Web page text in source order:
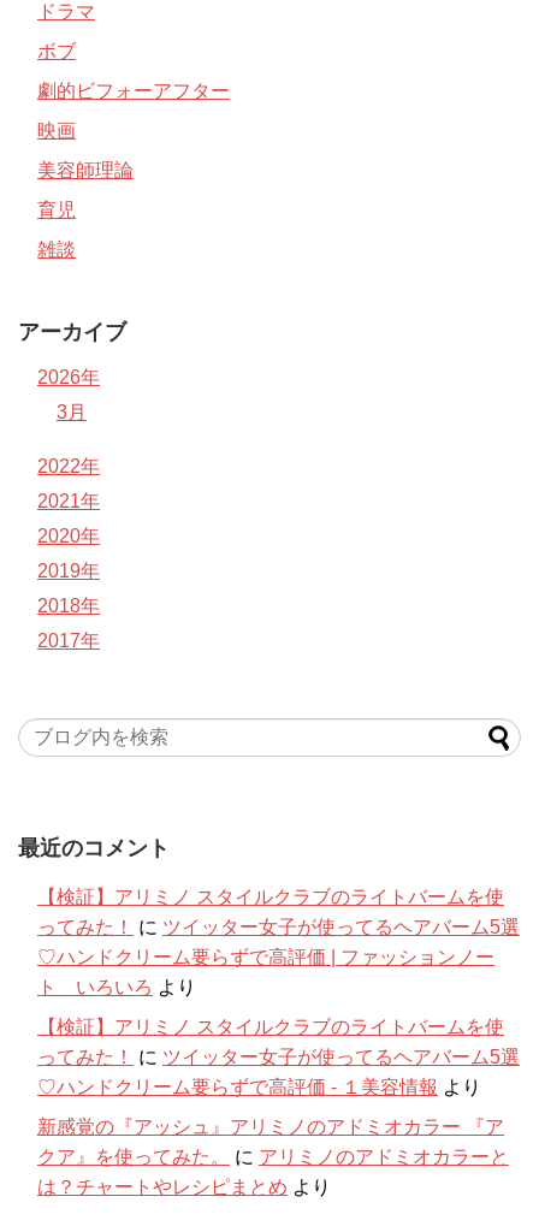
ドラマ
ボブ
劇的ビフォーアフター
映画
美容師理論
育児
雑談
アーカイブ
2026年
3月
2022年
2021年
2020年
2019年
2018年
2017年
最近のコメント
【検証】アリミノ スタイルクラブのライトバームを使
ってみた！
に ツイッター女子が使ってるヘアバーム5選
♡ハンドクリーム要らずで高評価 | ファッションノー
ト いろいろ より
【検証】アリミノ スタイルクラブのライトバームを使
ってみた！
に ツイッター女子が使ってるヘアバーム5選
♡ハンドクリーム要らずで高評価 - １美容情報 より
新感覚の『アッシュ』アリミノのアドミオカラー 『ア
クア』を使ってみた。
に アリミノのアドミオカラーと
は？チャートやレシピまとめ より